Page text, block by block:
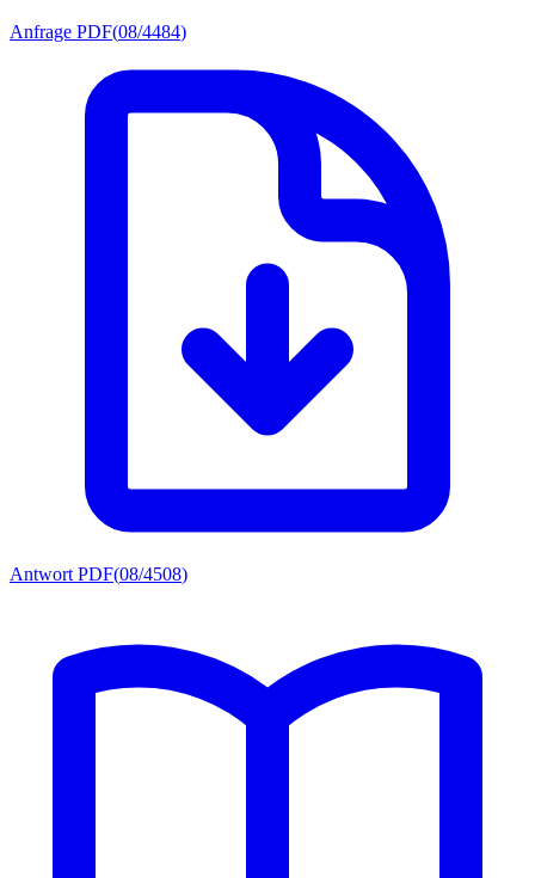
Anfrage PDF(08/4484)
Antwort PDF(08/4508)